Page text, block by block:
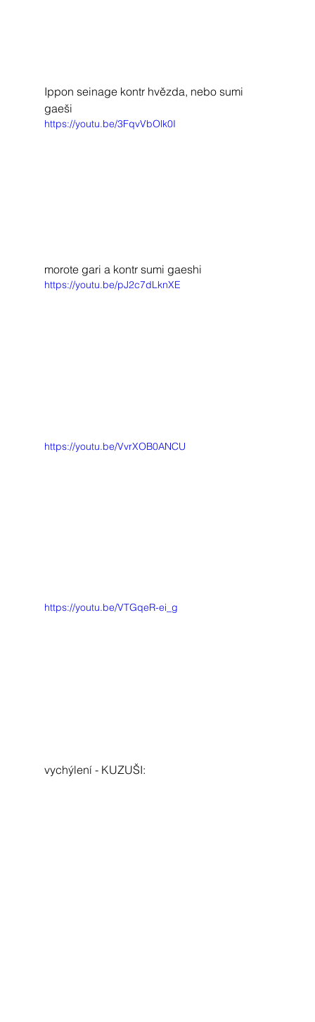
Ippon seinage kontr hvězda, nebo sumi
gaeši
https://youtu.be/3FqvVbOlk0I
morote gari a kontr sumi gaeshi
https://youtu.be/pJ2c7dLknXE
https://youtu.be/VvrXOB0ANCU
https://youtu.be/VTGqeR-ei_g
vychýlení - KUZUŠI: